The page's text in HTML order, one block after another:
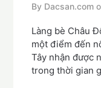
By Dacsan.com
Làng bè Châu
một điểm đến
Tây nhận được
trong thời gian